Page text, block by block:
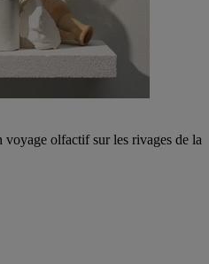
olfactif sur les rivages de la